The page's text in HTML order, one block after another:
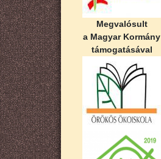
Megvalósult
a Magyar Kormány
támogatásával